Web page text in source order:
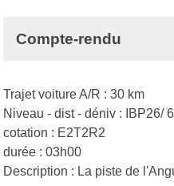
Compte-rendu
Trajet voiture A/R : 30 km
Niveau - dist - déniv : IBP26/
cotation : E2T2R2
durée : 03h00
Description : La piste de